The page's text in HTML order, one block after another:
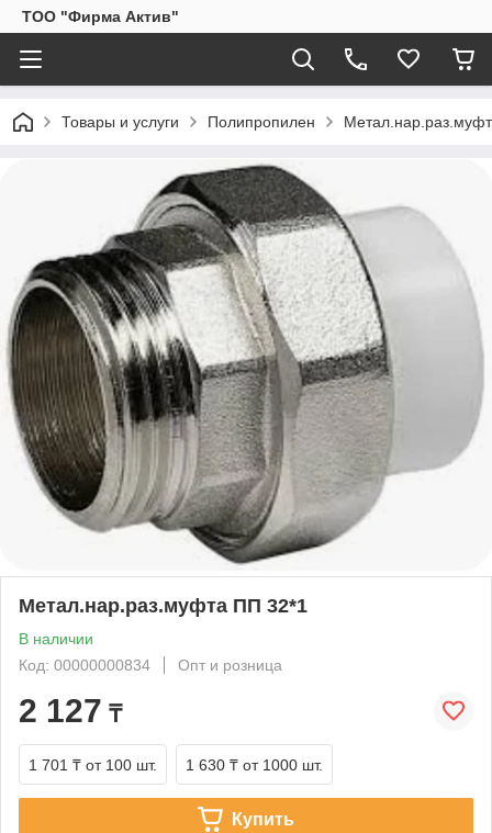
ТОО "Фирма Актив"
Товары и услуги Полипропилен
Метал.нар.раз.муфта ПП 32*1
В наличии
Код: 00000000834
Опт и розница
2 127 ₸
1 701 ₸ от 100 шт. 1 630 ₸ от 1000 шт.
Купить